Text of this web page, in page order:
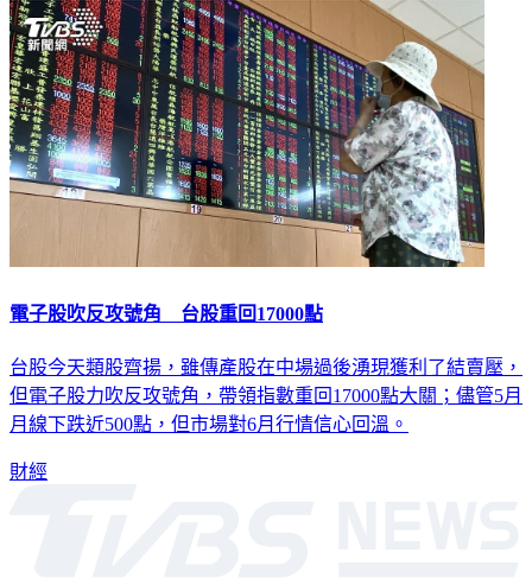
電子股吹反攻號角 台股重回17000點
台股今天類股齊揚，雖傳產股在中場過後湧現獲利了結賣壓，
但電子股力吹反攻號角，帶領指數重回17000點大關；儘管5月
月線下跌近500點，但市場對6月行情信心回溫。
財經